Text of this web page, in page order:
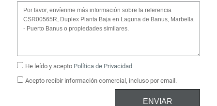
He leído y acepto Política de Privacidad
Acepto recibir información comercial, incluso por email.
ENVIAR